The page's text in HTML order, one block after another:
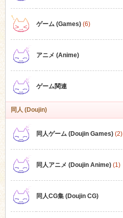
ゲーム (Games)(6)
アニメ (Anime)
ゲーム関連
同人 (Doujin)
同人ゲーム (Doujin Games)(2)
同人アニメ (Doujin Anime)(1)
同人CG集 (Doujin CG)